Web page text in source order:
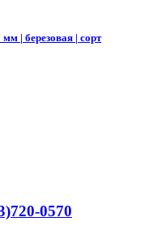
| березовая | сорт
0570